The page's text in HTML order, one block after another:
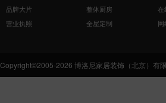
品牌大片
营业执照
整体厨房
全屋定制
在
网
Copyright©2005-2026 博洛尼家居装饰（北京）有